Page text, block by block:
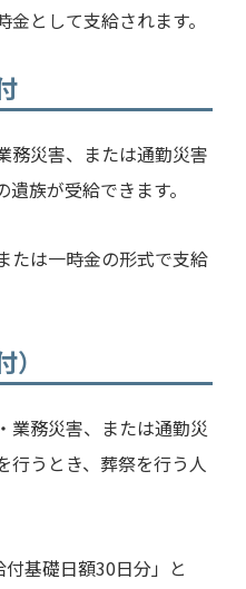
として支給されます。
務災害、または通勤災害
族が受給できます。
たは一時金の形式で支給
業務災害、または通勤災
行うとき、葬祭を行う人
付基礎日額30日分」と